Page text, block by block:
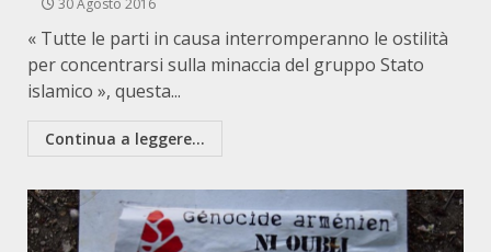
30 Agosto 2016
« Tutte le parti in causa interromperanno le ostilità
per concentrarsi sulla minaccia del gruppo Stato
islamico », questa...
Continua a leggere...